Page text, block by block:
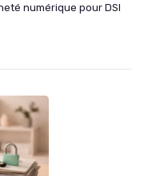
numérique pour DSI